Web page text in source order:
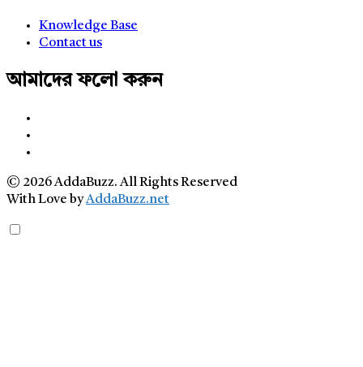
Knowledge Base
Contact us
আমাদের ফলো করুন
© 2026 AddaBuzz. All Rights Reserved
With Love byAddaBuzz.net